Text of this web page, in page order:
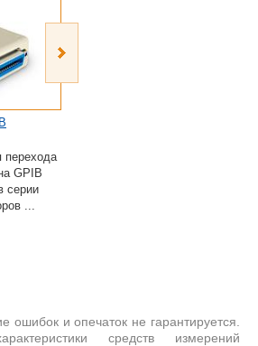
перехода
GPIB
серии
...
ошибок и опечаток не гарантируется.
средств измерений